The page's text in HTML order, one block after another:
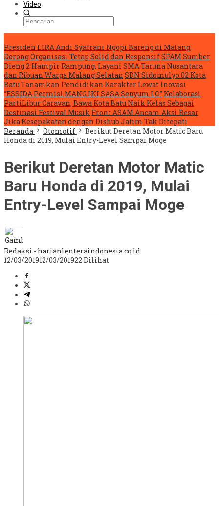
Video
Presiden LIRA Andi Syafrani Ngopi Bareng di Malang,
Dorong Organisasi Tetap Solid dan ResponsifSPAM Sumber
Dieng 2 Hampir Rampung, Layani SMA Taruna Nusantara
dan Ribuan Warga Malang Selatan SDN Sidomulyo 02 Kota
Batu Tanamkan Pendidikan Karakter Lewat Inovasi
“ESSIDA Permisi MANG IKI SASA Senyum LO” Kolaborasi
PartiLibur Caravan, Bawa Kota Batu Naik Kelas Sebagai
Destinasi Festival Musik Front ASAM Ancam Aksi Besar
Jika Kesepakatan dengan Dishub Jatim Tak Ditepati
Beranda
Otomotif
Berikut Deretan Motor Matic Baru
Honda di 2019, Mulai Entry-Level Sampai Moge
Berikut Deretan Motor Matic
Baru Honda di 2019, Mulai
Entry-Level Sampai Moge
Redaksi - harianlenteraindonesia.co.id
12/03/201912/03/201922 Dilihat